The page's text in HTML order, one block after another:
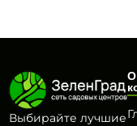
Выбирайте лучшие
О